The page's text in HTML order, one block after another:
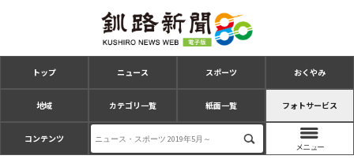
トップ ニュース スポーツ おくやみ
地域 カテゴリ一覧 紙面一覧 フォトサービス
コンテンツ